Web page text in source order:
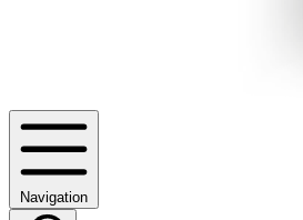
Navigation